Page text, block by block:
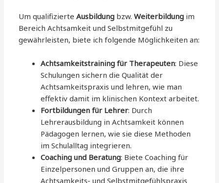
Um qualifizierteAusbildung bzw.Weiterbildung im
Bereich Achtsamkeit und Selbstmitgefühl zu
gewährleisten, biete ich folgende Möglichkeiten an:
Achtsamkeitstraining für Therapeuten: Diese
Schulungen sichern die Qualität der
Achtsamkeitspraxis und lehren, wie man
effektiv damit im klinischen Kontext arbeitet.
Fortbildungen für Lehrer: Durch
Lehrerausbildung in Achtsamkeit können
Pädagogen lernen, wie sie diese Methoden
im Schulalltag integrieren.
Coaching und Beratung: Biete Coaching für
Einzelpersonen und Gruppen an, die ihre
Achtsamkeits- und Selbstmitgefühlspraxis